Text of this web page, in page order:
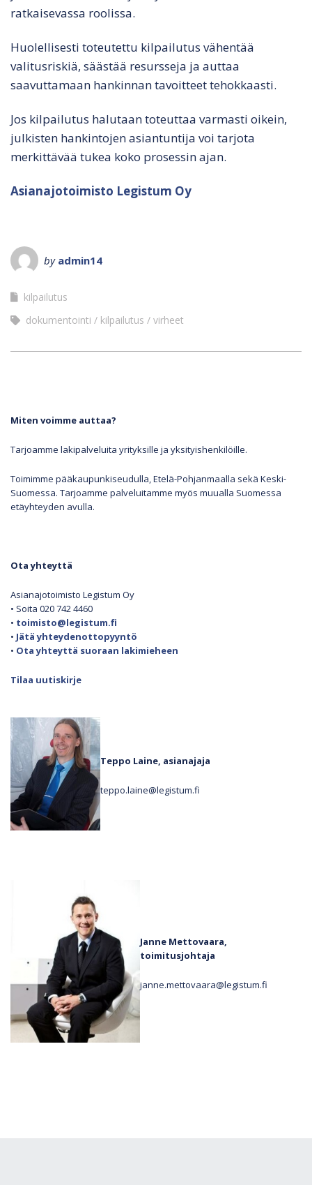
ratkaisevassa roolissa.
Huolellisesti toteutettu kilpailutus vähentää
valitusriskiä, säästää resursseja ja auttaa
saavuttamaan hankinnan tavoitteet tehokkaasti.
Jos kilpailutus halutaan toteuttaa varmasti oikein,
julkisten hankintojen asiantuntija voi tarjota
merkittävää tukea koko prosessin ajan.
Asianajotoimisto Legistum Oy
by admin14
kilpailutus
dokumentointi
kilpailutus virheet
Miten voimme auttaa?
Tarjoamme lakipalveluita yrityksille ja yksityishenkilöille.
Toimimme pääkaupunkiseudulla, Etelä-Pohjanmaalla sekä Keski-
Suomessa. Tarjoamme palveluitamme myös muualla Suomessa
etäyhteyden avulla.
Ota yhteyttä
Asianajotoimisto Legistum Oy
• Soita 020 742 4460
• toimisto@legistum.fi
• Jätä yhteydenottopyyntö
• Ota yhteyttä suoraan lakimieheen
Tilaa uutiskirje
Teppo Laine, asianajaja
teppo.laine@legistum.fi
Janne Mettovaara,
toimitusjohtaja
janne.mettovaara@legistum.fi